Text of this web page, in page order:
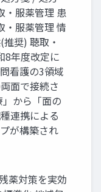
・服薬管理 患
服薬管理 情
奨) 聴取・
8年度改定に
看護の3領域
面で接続さ
から「面の
連携による
が構築され
薬対策を実効